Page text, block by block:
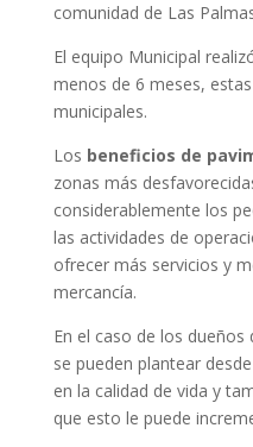
comunidad de Las
El equipo Municipal
menos de 6 meses,
municipales.
Los beneficios de
zonas más
considerablemente los
las actividades de
ofrecer más servicios y
mercancía.
En el caso de los
se pueden plantear
en la calidad de vida y
que esto le puede